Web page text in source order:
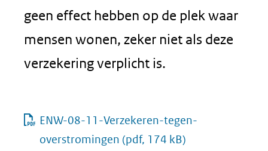
geen effect hebben op de plek waar
mensen wonen, zeker niet als deze
verzekering verplicht is.
ENW-08-11-Verzekeren-tegen-
overstromingen (pdf, 174 kB)